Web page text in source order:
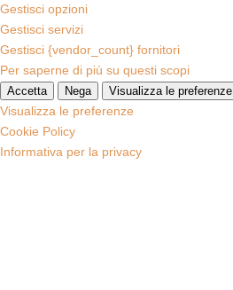
Gestisci opzioni
Gestisci servizi
Gestisci {vendor_count} fornitori
Per saperne di più su questi scopi
Accetta Nega Visualizza le preferenze
Visualizza le preferenze
Cookie Policy
Informativa per la privacy